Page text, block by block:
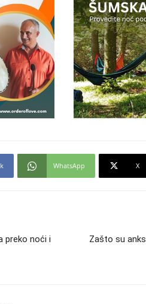
WhatsApp X
preko noći i
Zašto su